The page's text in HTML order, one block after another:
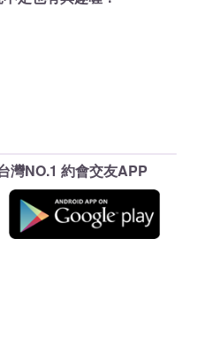
灣NO.1 約會交友APP